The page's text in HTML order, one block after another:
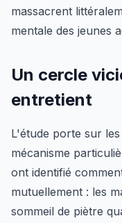
massacrent
mentale des jeunes
Un cercle
entretient
L'étude porte sur
mécanisme
ont identifié
mutuellement : les
sommeil de piètre